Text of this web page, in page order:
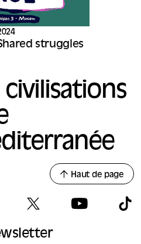
struggles
civilisations
Haut de page